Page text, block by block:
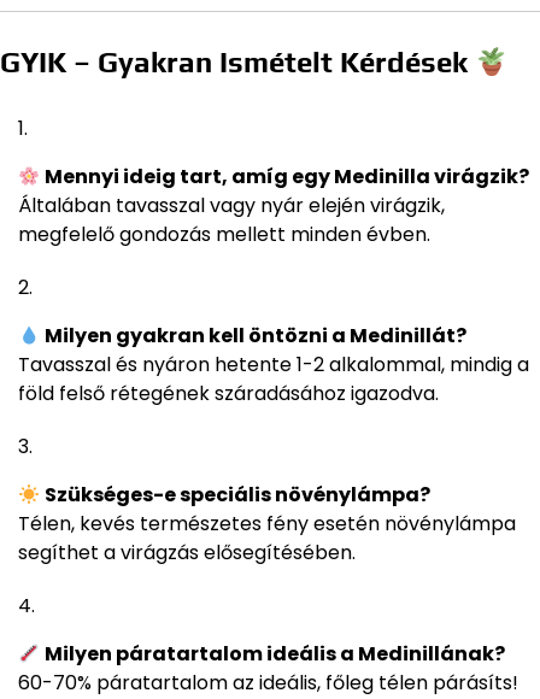
GYIK – Gyakran Ismételt Kérdések
Mennyi ideig tart, amíg egy Medinilla virágzik?
Általában tavasszal vagy nyár elején virágzik,
megfelelő gondozás mellett minden évben.
Milyen gyakran kell öntözni a Medinillát?
Tavasszal és nyáron hetente 1-2 alkalommal, mindig a
föld felső rétegének száradásához igazodva.
Szükséges-e speciális növénylámpa?
Télen, kevés természetes fény esetén növénylámpa
segíthet a virágzás elősegítésében.
Milyen páratartalom ideális a Medinillának?
60-70% páratartalom az ideális, főleg télen párásíts!